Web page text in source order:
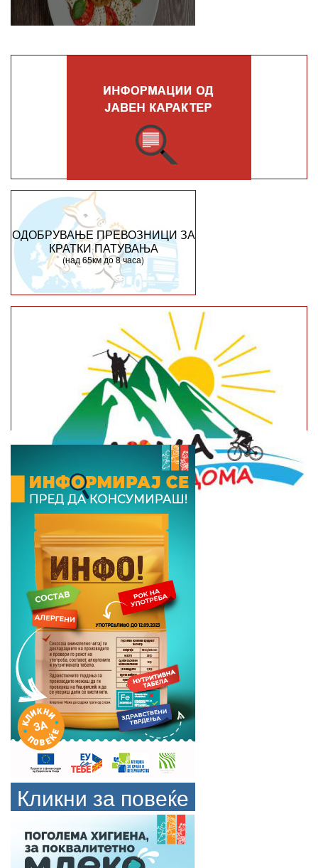
ОДОБРУВАЊЕ ПРЕВОЗНИЦИ ЗА
КРАТКИ ПАТУВАЊА
(над 65км до 8 часа)
Кликни за повеќе